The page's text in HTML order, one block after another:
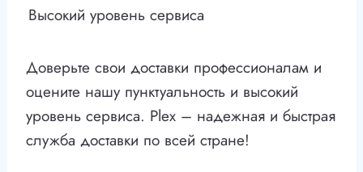
Высокий уровень сервиса
Доверьте свои доставки профессионалам и
оцените нашу пунктуальность и высокий
уровень сервиса. Plex – надежная и быстрая
служба доставки по всей стране!